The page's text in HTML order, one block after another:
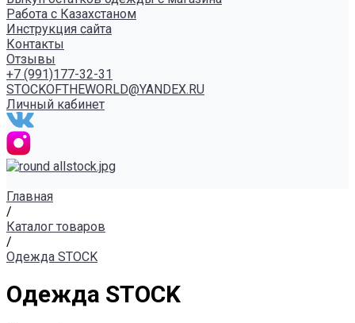
Работа с Казахстаном
Инструкция сайта
Контакты
Отзывы
+7 (991)177-32-31
STOCKOFTHEWORLD@YANDEX.RU
Личный кабинет
Главная
/
Каталог товаров
/
Одежда STOCK
Одежда STOCK